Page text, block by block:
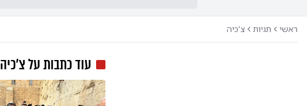
ראשי תגיות צ'כיה
עוד כתבות עלצ'כיה